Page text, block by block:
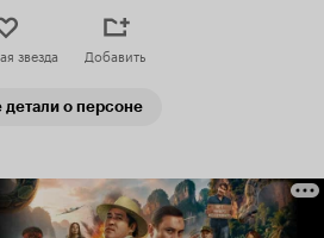
звезда Добавить
детали о персоне